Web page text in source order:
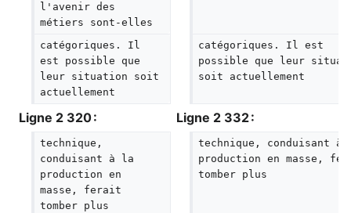
l'avenir des
métiers sont-elles
catégoriques. Il
est possible que
leur situation soit
actuellement
catégoriques. Il est
possible que leur
soit actuellement
Ligne 2 320 : Ligne 2 332 :
technique,
conduisant à la
production en
masse, ferait
tomber plus
technique, conduisant
production en masse,
tomber plus